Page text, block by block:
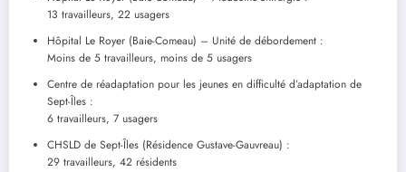
13 travailleurs, 22 usagers
Hôpital Le Royer (Baie-Comeau) – Unité de débordement :
Moins de 5 travailleurs, moins de 5 usagers
Centre de réadaptation pour les jeunes en difficulté d’adaptation de
Sept-Îles :
6 travailleurs, 7 usagers
CHSLD de Sept-Îles (Résidence Gustave-Gauvreau) :
29 travailleurs, 42 résidents